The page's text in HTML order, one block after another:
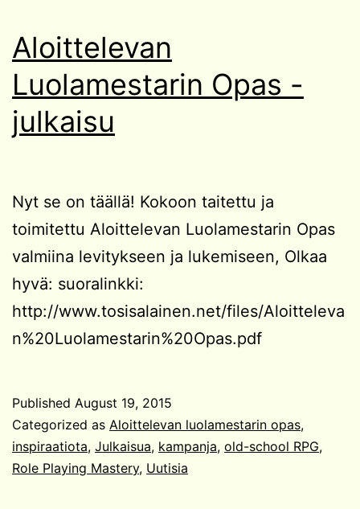
Aloittelevan
Luolamestarin Opas -
julkaisu
Nyt se on täällä! Kokoon taitettu ja
toimitettu Aloittelevan Luolamestarin Opas
valmiina levitykseen ja lukemiseen, Olkaa
hyvä: suoralinkki:
http://www.tosisalainen.net/files/Aloitteleva
n%20Luolamestarin%20Opas.pdf
Published August 19, 2015
Categorized as Aloittelevan luolamestarin opas,
inspiraatiota, Julkaisua, kampanja, old-school RPG,
Role Playing Mastery, Uutisia